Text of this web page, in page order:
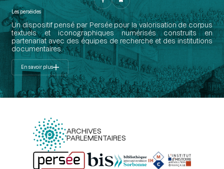
Les perséides
Un dispositif pensé par Persée pour la valorisation de corpus
textuels et iconographiques numérisés construits en
partenariat avec des équipes de recherche et des institutions
documentaires.
En savoir plus
ARCHIVES
PARLEMENTAIRES